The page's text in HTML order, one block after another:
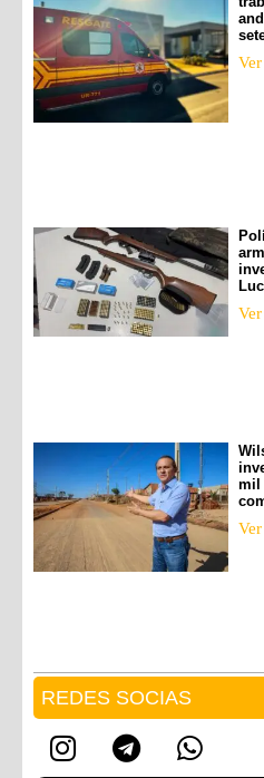
mil
REDES SOCIAS